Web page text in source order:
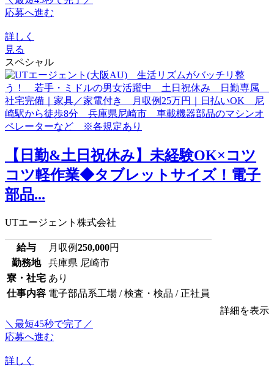
応募へ進む
詳しく
見る
スペシャル
【日勤&土日祝休み】未経験OK×コツ
コツ軽作業◆タブレットサイズ！電子
部品...
UTエージェント株式会社
給与 月収例250,000円
勤務地
兵庫県 尼崎市
寮・社宅 あり
仕事内容 電子部品系工場 / 検査・検品 / 正社員
詳細を表示
＼最短45秒で完了／
応募へ進む
詳しく